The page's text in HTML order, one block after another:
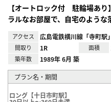
【オートロック付 駐輪場あ
ラルなお部屋で、自宅のような
アクセス 広島電鉄横川線「寺町駅
間取り 1R 面積
築年数 1989年 6月 築
プラン名・期間
ロング【十日市町駅】